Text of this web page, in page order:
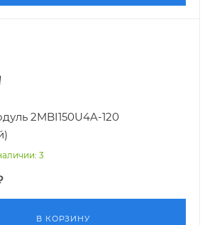
2MBI150U4A-120
3
В КОРЗИНУ